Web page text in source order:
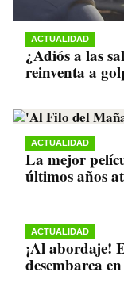
ACTUALIDAD
¿Adiós a las
reinventa a
ACTUALIDAD
La mejor
últimos años
ACTUALIDAD
¡Al abordaje!
desembarca